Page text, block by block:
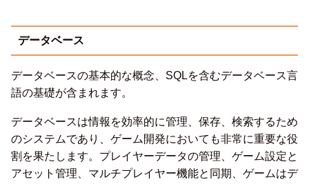
データベース
データベースの基本的な概念、SQLを含むデータベース言
語の基礎が含まれます。
データベースは情報を効率的に管理、保存、検索するため
のシステムであり、ゲーム開発においても非常に重要な役
割を果たします。プレイヤーデータの管理、ゲーム設定と
アセット管理、マルチプレイヤー機能と同期、ゲームはデ